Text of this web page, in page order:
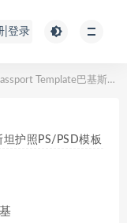
|登录
巴基斯坦护照PS/PSD模板
护照PS/PSD模板